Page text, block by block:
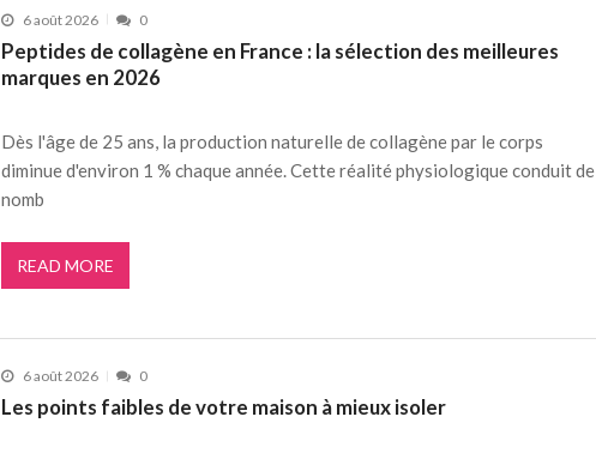
6 août 2026 0
Peptides de collagène en France : la sélection des meilleures
marques en 2026
Dès l'âge de 25 ans, la production naturelle de collagène par le corps
diminue d'environ 1 % chaque année. Cette réalité physiologique conduit de
nomb
READ MORE
6 août 2026 0
Les points faibles de votre maison à mieux isoler